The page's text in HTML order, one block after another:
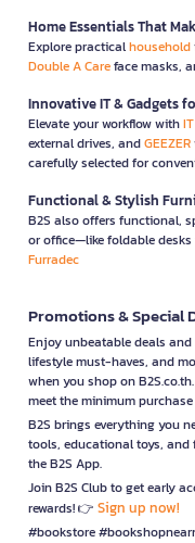
Home Essentials That
Explore practicalhousehold
Double A Careface masks,
Innovative IT & Gadgets
Elevate your workflow with
external drives, andGEEZER
carefully selected for
Functional & Stylish
B2S also offers functional,
or office—like foldable
Furradec
Promotions & Special
Enjoy unbeatable deals
lifestyle must-haves, and
when you shop on
meet the minimum
B2S brings everything you
tools, educational toys, and
the B2S App.
Join B2S Club to get early
rewards! 👉 Sign up now!
#bookstore